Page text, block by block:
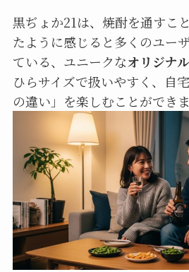
黒ぢょか21は、焼酎を通すこ
たように感じると多くのユー
ている、ユニークなオリジナ
ひらサイズで扱いやすく、自
の違い」を楽しむことができま